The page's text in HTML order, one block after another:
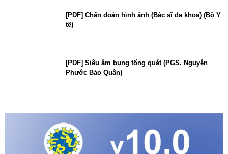
[PDF] Chẩn đoán hình ảnh (Bác sĩ đa khoa) (Bộ Y
tế)
[PDF] Siêu âm bụng tổng quát (PGS. Nguyễn
Phước Bảo Quân)